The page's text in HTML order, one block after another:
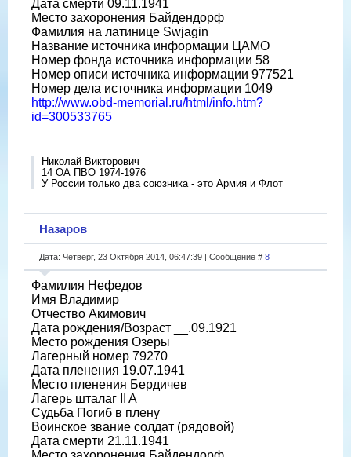
Дата смерти 09.11.1941
Место захоронения Байдендорф
Фамилия на латинице Swjagin
Название источника информации ЦАМО
Номер фонда источника информации 58
Номер описи источника информации 977521
Номер дела источника информации 1049
http://www.obd-memorial.ru/html/info.htm?
id=300533765
Николай Викторович
14 ОА ПВО 1974-1976
У России только два союзника - это Армия и Флот
Назаров
Дата: Четверг, 23 Октября 2014, 06:47:39 | Сообщение # 8
Фамилия Нефедов
Имя Владимир
Отчество Акимович
Дата рождения/Возраст __.09.1921
Место рождения Озеры
Лагерный номер 79270
Дата пленения 19.07.1941
Место пленения Бердичев
Лагерь шталаг II A
Судьба Погиб в плену
Воинское звание солдат (рядовой)
Дата смерти 21.11.1941